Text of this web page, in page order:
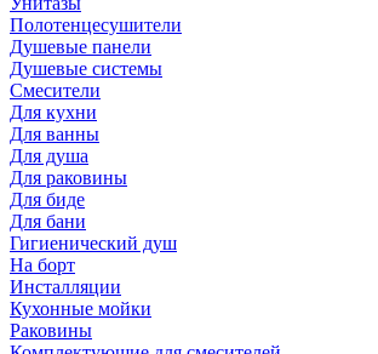
Полотенцесушители
Душевые панели
Душевые системы
Смесители
Для кухни
Для ванны
Для душа
Для раковины
Для биде
Для бани
Гигиенический душ
На борт
Инсталляции
Кухонные мойки
Раковины